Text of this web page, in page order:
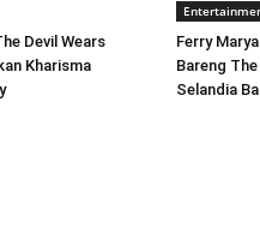
Devil Wears
Kharisma
Ferry
Bareng
Selandia